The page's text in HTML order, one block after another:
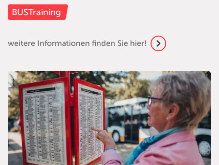
BUSTraining
weitere Informationen finden Sie hier!